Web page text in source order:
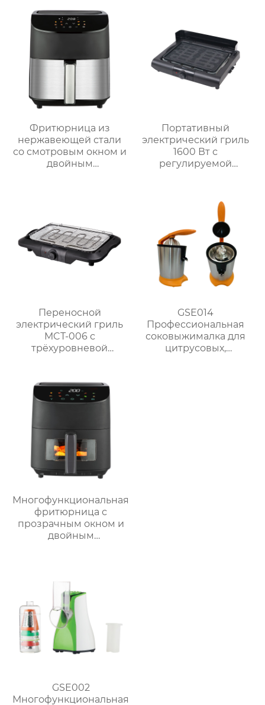
Фритюрница из
нержавеющей стали
со смотровым окном и
двойным
Портативный
электрический гриль
1600 Вт с
регулируемой
автоматического
отключения MCT-005P
Переносной
электрический гриль
MCT-006 с
трёхуровневой
безопасным
термостатическим
управлением
GSE014
Профессиональная
соковыжималка для
цитрусовых,
Многофункциональная
фритюрница с
прозрачным окном и
двойным
GSE002
Многофункциональная